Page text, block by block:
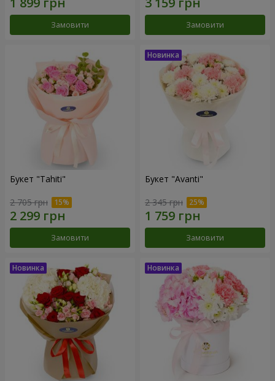
Замовити Замовити
Букет "Tahiti"
2 705 грн
Замовити
Букет "Avanti"
2 345 грн
Замовити